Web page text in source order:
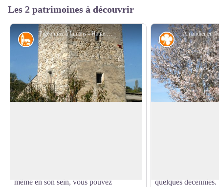
Les 2 patrimoines à découvrir
Pigeonnier à Limans - Haute Provence Tourisme
Petit patrimoine
même en son sein, vous pouvez
Amandier en
Flore
quelques décennies.